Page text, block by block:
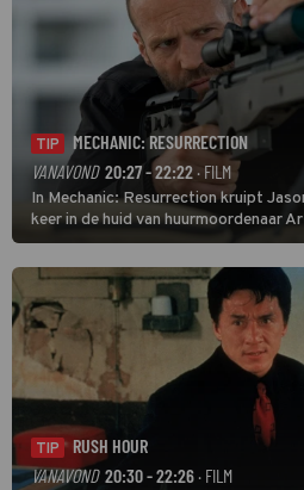
TIP
MECHANIC: RESURRECTION
VANAVOND 20:27 - 22:22· FILM
In Mechanic: Resurrection kruipt
keer in de huid van huurmoordenaar
donder op kunt zeggen dat er van
veel terechtkomt.
TIP
RUSH HOUR
VANAVOND 20:30 - 22:26 · FILM